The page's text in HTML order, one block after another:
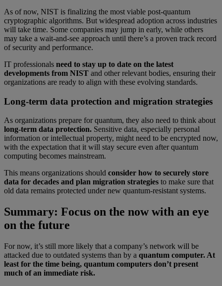
As of now, NIST is finalizing the most viable post-quantum
cryptographic algorithms. But widespread adoption across industries
will take time. Some companies may jump in early, while others
may take a wait-and-see approach until there’s a proven track record
of security and performance.
IT professionals need to stay up to date on the latest
developments from NIST and other relevant bodies, ensuring their
organizations are ready to align with these evolving standards.
Long-term data protection and migration strategies
As organizations prepare for quantum, they also need to think about
long-term data protection. Sensitive data, especially personal
information or intellectual property, might need to be encrypted now,
with the expectation that it will stay secure even after quantum
computing becomes mainstream.
This means organizations should consider how to securely store
data for decades and plan migration strategies to make sure that
old data remains protected under new quantum-resistant systems.
Summary: Focus on the now with an eye
on the future
For now, it’s still more likely that a company’s network will be
attacked due to outdated systems than by a quantum computer. At
least for the time being, quantum computers don’t present
much of an immediate risk.